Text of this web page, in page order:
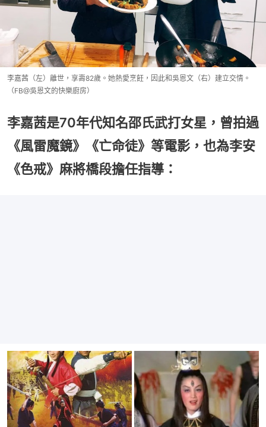
李嘉茜（左）離世，享壽82歲。她熱愛烹飪，因此和吳恩文（右）建立交情。
（FB@吳恩文的快樂廚房）
李嘉茜是70年代知名邵氏武打女星，曾拍過
《風雷魔鏡》《亡命徒》等電影，也為李安
《色戒》麻將橋段擔任指導：